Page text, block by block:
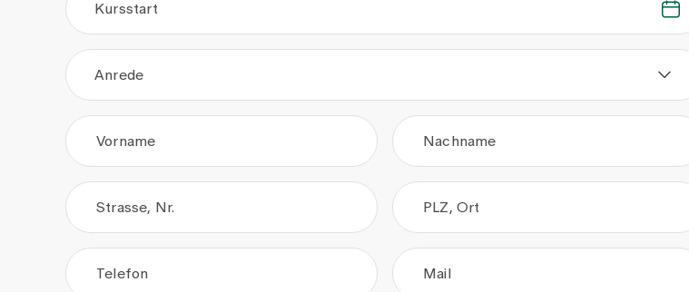
. .
Kursstart
Anrede
Vorname Nachname
Strasse, Nr. PLZ, Ort
Telefon Mail